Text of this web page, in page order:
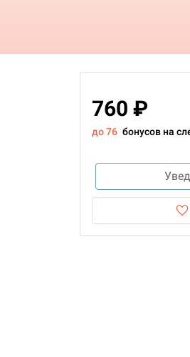
760 ₽
до 76 бонусов на